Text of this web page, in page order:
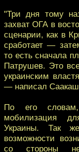
"Три дня тому
захват ОГА в
сценарии, как в
сработает —
то есть сначала
Патрушев. Это
украинским
— написал
По его
мобилизация
Украины. Так
возможности
со стороны